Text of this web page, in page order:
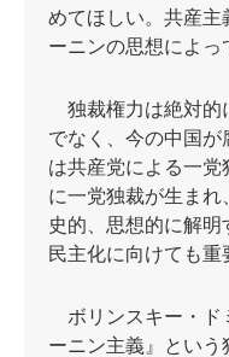
めてほしい。 共産主
ーニンの思想によっ
独裁権力は絶対的
でなく、今の中国が
は共産党による一党
に一党独裁が生ま
史的、思想的に解
民主化に向けても重
ボリンスキー・ド
ーニン主義』とい